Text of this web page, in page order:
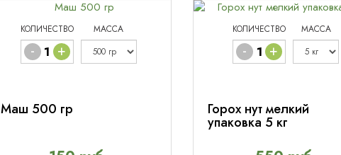
КОЛИЧЕСТВО
- +
МАССА
Маш 500 гр
КОЛИЧЕСТВО
- +
МАССА
Горох нут мелкий
упаковка 5 кг